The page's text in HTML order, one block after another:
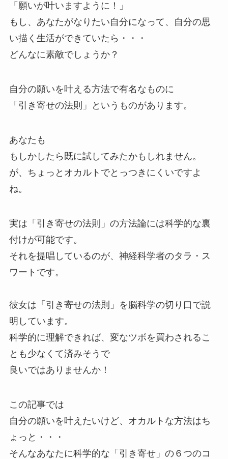
「願いが叶いますように！」
もし、あなたがなりたい自分になって、自分の思
い描く生活ができていたら・・・
どんなに素敵でしょうか？
自分の願いを叶える方法で有名なものに
「引き寄せの法則」というものがあります。
あなたも
もしかしたら既に試してみたかもしれません。
が、ちょっとオカルトでとっつきにくいですよ
ね。
実は「引き寄せの法則」の方法論には科学的な裏
付けが可能です。
それを提唱しているのが、神経科学者のタラ・ス
ワートです。
彼女は「引き寄せの法則」を脳科学の切り口で説
明しています。
科学的に理解できれば、変なツボを買わされるこ
とも少なくて済みそうで
良いではありませんか！
この記事では
自分の願いを叶えたいけど、オカルトな方法はち
ょっと・・・
そんなあなたに科学的な「引き寄せ」の６つのコ